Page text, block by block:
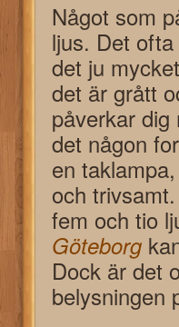
Något som
ljus. Det
det ju
det är grått
påverkar
det någon
en
och
fem och tio
Göteborg
Dock är det
belysningen